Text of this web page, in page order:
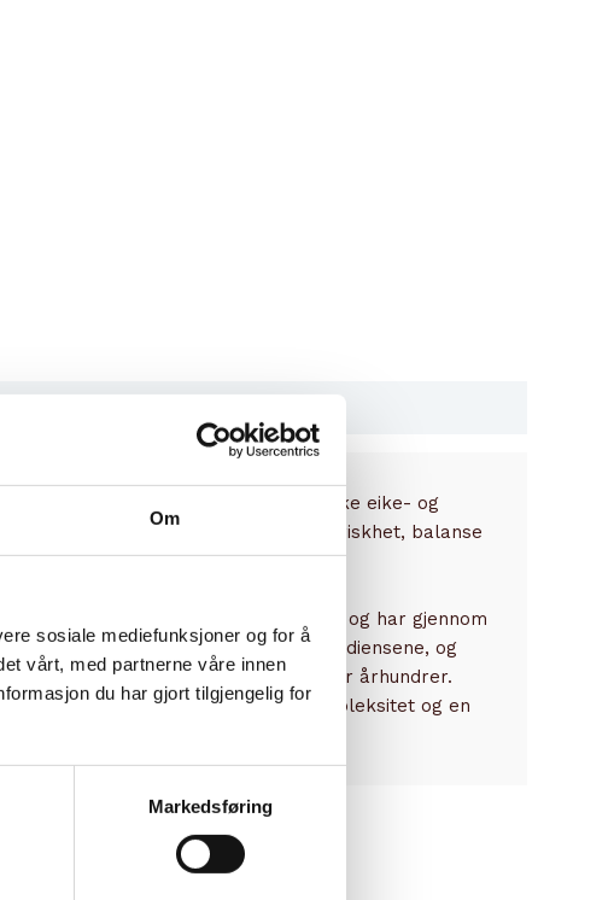
Om
sosiale mediefunksjoner og for å
vårt, med partnerne våre innen
du har gjort tilgjengelig for
Markedsføring
Deretter lagres den på franske eike- og
med et behagelig krydder, friskhet, balanse
har drevet virksomheten siden 1605 og har gjennom
håndverk med de fineste ingrediensene, og
perfeksjon som har utviklet seg over århundrer.
gir balsamicoen dybde, kompleksitet og en